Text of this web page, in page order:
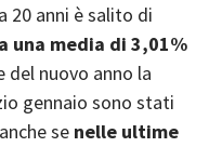
20 anni è salito di
una media di 3,01%
del nuovo anno la
gennaio sono stati
se nelle ultime